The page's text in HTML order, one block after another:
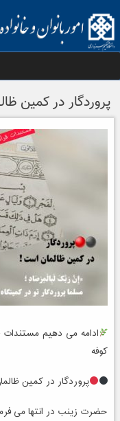
to
content
پروردگار در
ادامه می دهیم مستندات
کوفه
پروردگار در کمین
حضرت زینب در انتها می